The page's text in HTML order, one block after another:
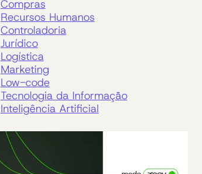
Compras
Recursos Humanos
Controladoria
Jurídico
Logística
Marketing
Low-code
Tecnologia da Informação
Inteligência Artificial